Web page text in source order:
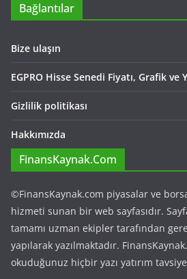
Bağlantılar
Bize ulaşın
EGPRO Hisse Senedi Fiyatı, Grafik ve
Gizlilik politikası
Hakkımızda
FinansKaynak.Com
©FinansKaynak.com piyasalar ve
hizmeti sunan bir web sayfasıdır.
tamamı uzman ekipler tarafından
yapılarak yazılmaktadır.
okuduğunuz hiçbir yazı yatırım